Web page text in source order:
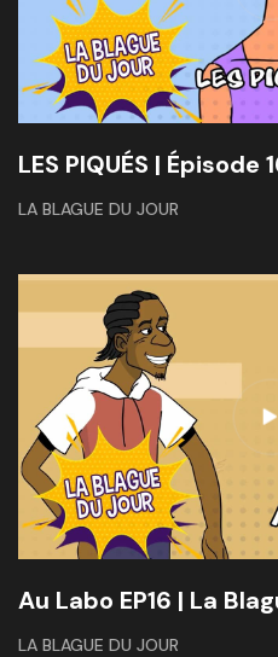
LES PIQUÉS |
LA BLAGUE DU JOUR
Au Labo EP16 | La
LA BLAGUE DU JOUR